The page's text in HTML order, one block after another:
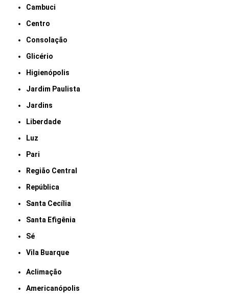
Cambuci
Centro
Consolação
Glicério
Higienópolis
Jardim Paulista
Jardins
Liberdade
Luz
Pari
Região Central
República
Santa Cecília
Santa Efigênia
Sé
Vila Buarque
Aclimação
Americanópolis